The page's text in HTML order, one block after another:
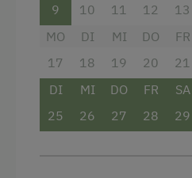
Handtücher
Kühlschrank
Doppelbett
9
10
11
12
13
MO
17
DI
18
MI
19
DO
20
FR
21
DI
25
MI
26
DO
27
FR
28
SA
29